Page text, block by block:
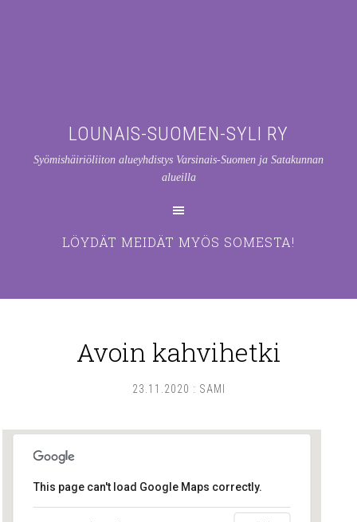
LOUNAIS-SUOMEN-SYLI RY
Syömishäiriöliiton alueyhdistys Varsinais-Suomen ja Satakunnan
alueilla
LÖYDÄT MEIDÄT MYÖS SOMESTA!
Avoin kahvihetki
23.11.2020 : SAMI
This page can't load Google Maps correctly.